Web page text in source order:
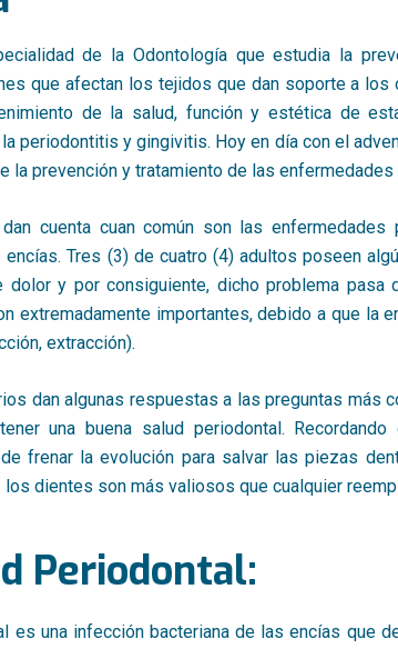
de la Odontología que estudia la
que afectan los tejidos que dan soporte a
de la salud, función y estética de
periodontitis y gingivitis. Hoy en día con el
la prevención y tratamiento de las
cuenta cuan común son las
Tres (3) de cuatro (4) adultos poseen
y por consiguiente, dicho problema pasa
extremadamente importantes, debido a que la
extracción).
dan algunas respuestas a las preguntas más
una buena salud periodontal.
frenar la evolución para salvar las piezas
dientes son más valiosos que cualquier
Periodontal:
es una infección bacteriana de las encías que